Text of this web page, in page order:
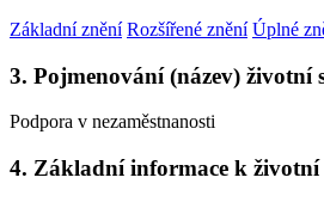
Základní znění Rozšířené znění Úplné
3. Pojmenování (název) životní
Podpora v nezaměstnanosti
4. Základní informace k životní